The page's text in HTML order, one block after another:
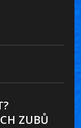
ZUBŮ